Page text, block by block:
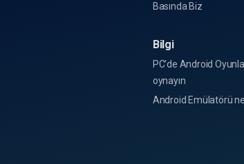
Basında Biz
Bilgi
PC’de Android
oynayın
Android Emülatörü